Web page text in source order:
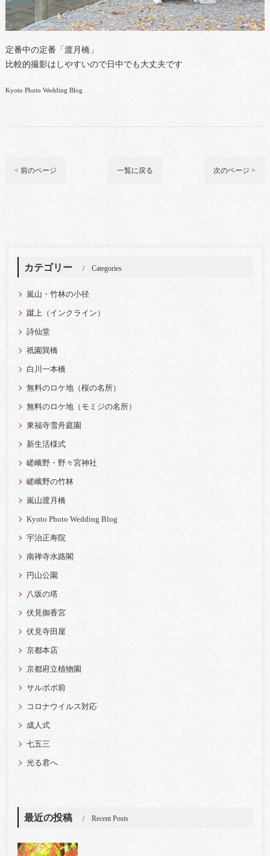
定番中の定番「渡月橋」
比較的撮影はしやすいので日中でも大丈夫です
Kyoto Photo Wedding Blog
< 前のページ 一覧に戻る 次のページ >
カテゴリー Categories
嵐山・竹林の小径
蹴上（インクライン）
詩仙堂
祇園巽橋
白川一本橋
無料のロケ地（桜の名所）
無料のロケ地（モミジの名所）
東福寺雪舟庭園
新生活様式
嵯峨野・野々宮神社
嵯峨野の竹林
嵐山渡月橋
Kyoto Photo Wedding Blog
宇治正寿院
南禅寺水路閣
円山公園
八坂の塔
伏見御香宮
伏見寺田屋
京都本店
京都府立植物園
サルボボ前
コロナウイルス対応
成人式
七五三
光る君へ
最近の投稿 Recent Posts